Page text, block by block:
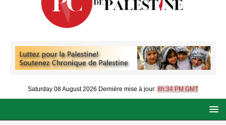
Saturday 08 August 2026 Dernière mise à jour: 8h:34 PM GMT